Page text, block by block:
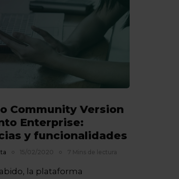
Community Version
Enterprise:
y funcionalidades
15/02/2020 7 Mins de lectura
la plataforma